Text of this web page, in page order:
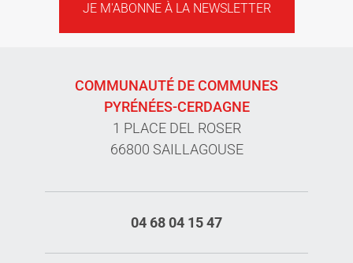
JE M'ABONNE À LA NEWSLETTER
COMMUNAUTÉ DE COMMUNES
PYRÉNÉES-CERDAGNE
1 PLACE DEL ROSER
66800 SAILLAGOUSE
04 68 04 15 47